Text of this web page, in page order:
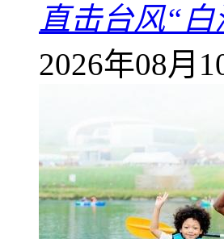
直击台风“
2026年08月